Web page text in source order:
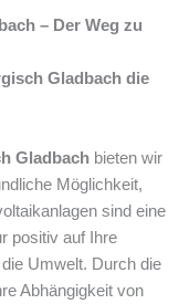
– Der Weg zu
Gladbach die
Gladbach bieten wir
Möglichkeit,
sind eine
positiv auf Ihre
Umwelt. Durch die
Abhängigkeit von